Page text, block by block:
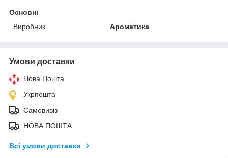
Основні
Виробник
Ароматика
Умови доставки
Нова Пошта
Укрпошта
Самовивіз
НОВА ПОШТА
Всі умови доставки